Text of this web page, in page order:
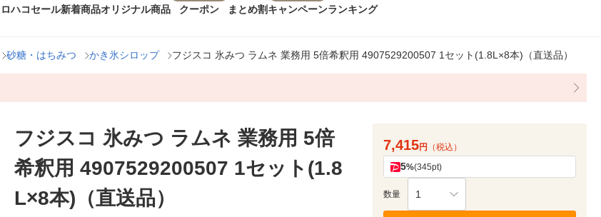
ロハコセール新着商品オリジナル商品 クーポン まとめ割キャンペーンランキング
砂糖・はちみつ かき氷シロップ フジスコ 氷みつ ラムネ 業務用 5倍希釈用 4907529200507 1セット(1.8L×8本)（直送品）
フジスコ 氷みつ ラムネ 業務用 5倍
希釈用 4907529200507 1セット(1.8
L×8本)（直送品）
7,415円 （税込）
5%(345pt)
数量 1